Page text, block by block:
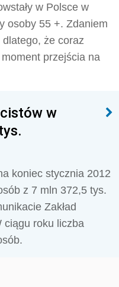
w Polsce w
osoby 55 +. Zdaniem
że coraz
przejścia na
w
koniec stycznia 2012
z 7 mln 372,5 tys.
Zakład
ciągu roku liczba